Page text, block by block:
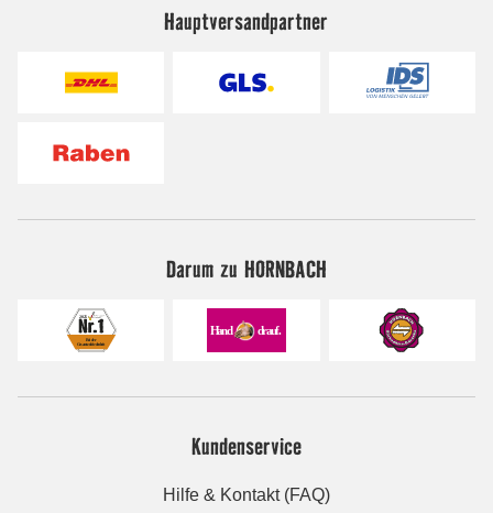
Hauptversandpartner
Darum zu HORNBACH
Kundenservice
Hilfe & Kontakt (FAQ)